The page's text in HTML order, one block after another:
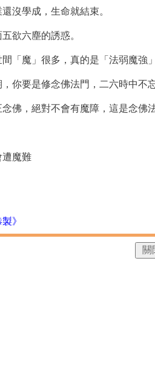
學成，生命就結束。
六塵的誘惑。
魔」很多，真的是「法弱魔強
要是修念佛法門，二六時中不
，絕對不會有魔障，這是念佛
魔難
》